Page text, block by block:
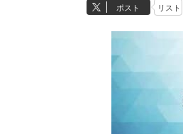
ポスト リスト